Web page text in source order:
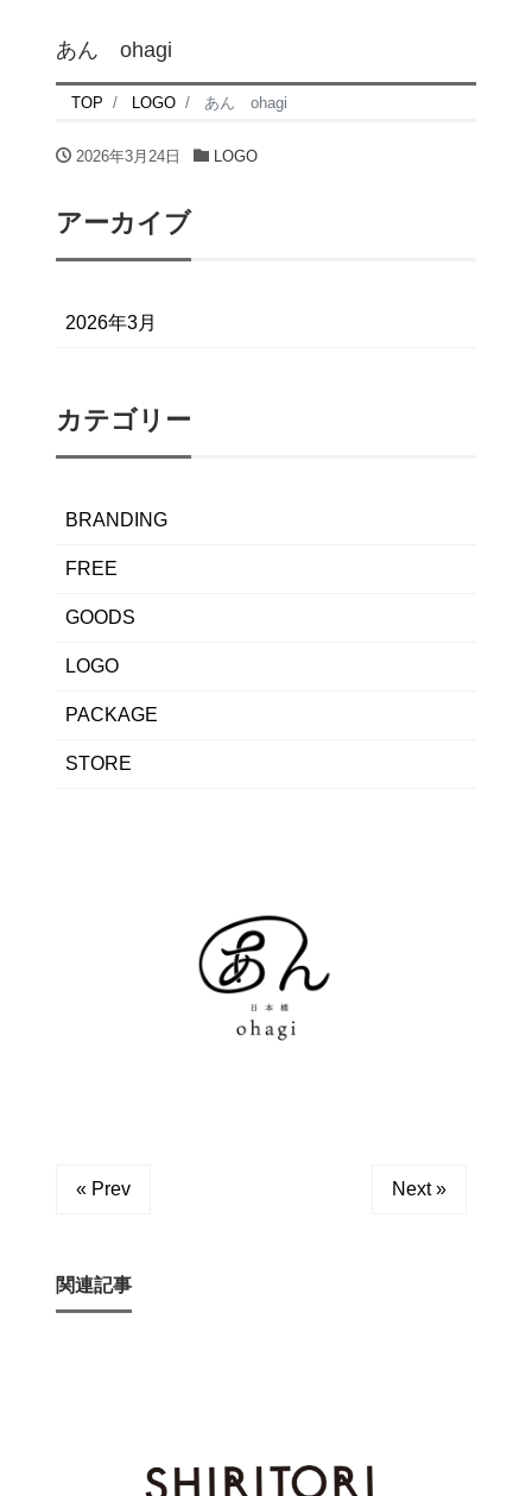
あん ohagi
TOP LOGO あん ohagi
2026年3月24日 LOGO
アーカイブ
2026年3月
カテゴリー
BRANDING
FREE
GOODS
LOGO
PACKAGE
STORE
« Prev Next »
関連記事